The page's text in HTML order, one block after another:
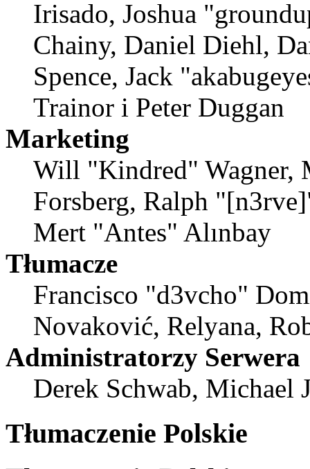
Irisado, Joshua
Chainy, Daniel Diehl,
Spence, Jack
Trainor i Peter Duggan
Marketing
Will "Kindred" Wagner,
Forsberg, Ralph
Mert "Antes" Alınbay
Tłumacze
Francisco "d3vcho"
Novaković, Relyana,
Administratorzy Serwera
Derek Schwab,
Tłumaczenie Polskie